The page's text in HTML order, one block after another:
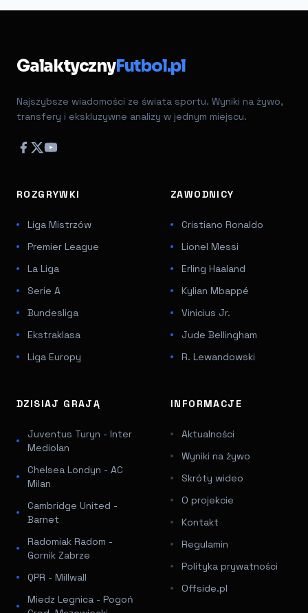
GalaktycznyFutbol.pl
Najszybsze wiadomości ze świata sportu. Wyniki na żywo,
transfery i ekskluzywne analizy w jednym miejscu.
ROZGRYWKI
Liga Mistrzów
Premier League
La Liga
Serie A
Bundesliga
Ekstraklasa
Liga Europy
ZAWODNICY
Cristiano Ronaldo
Lionel Messi
Erling Haaland
Kylian Mbappé
Vinicius Jr.
Jude Bellingham
R. Lewandowski
DZISIAJ GRAJĄ
Juventus Turyn - Inter
Mediolan
Chelsea Londyn - AC
Milan
Cambridge United -
Barnet
Radomiak Radom -
Gornik Zabrze
QPR - Millwall
Miedz Legnica - Pogoń
INFORMACJE
Aktualności
Wyniki na żywo
Skróty wideo
O projekcie
Kontakt
Regulamin
Polityka prywatności
Offside.pl